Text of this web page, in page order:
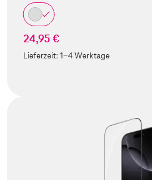
24,95 €
Lieferzeit:1-4 Werktage